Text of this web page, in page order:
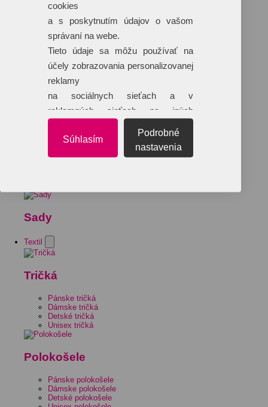
Sady
Textil
Tričká
Pánske tričká
Dámske tričká
Detské tričká
Unisex tričká
Polokošele
Pánske polokošele
Dámske polokošele
Detské polokošele
cookies
a s poskytnutím údajov o vašom
správaní na webe.
Tieto údaje sa môžu používať na
účely zobrazovania personalizovanej
reklamy
na sociálnych sieťach a v
reklamných sieťach na iných
Súhlasím
Podrobné
nastavenia